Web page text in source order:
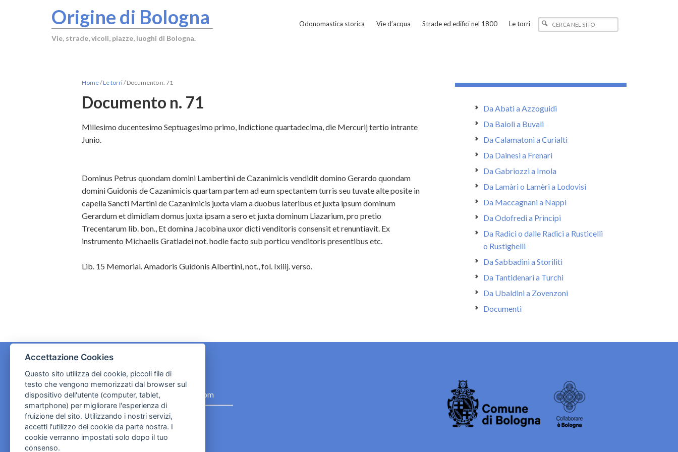
Origine di Bologna
Vie, strade, vicoli, piazze, luoghi di Bologna.
Odonomastica storica Vie d’acqua Strade ed edifici nel 1800 Le torri
Home/Le torri/Documento n. 71
Documento n. 71
Millesimo ducentesimo Septuagesimo primo, Indictione quartadecima, die Mercurij tertio intrante
Junio.
Dominus Petrus quondam domini Lambertini de Cazanimicis vendidit domino Gerardo quondam
domini Guidonis de Cazanimicis quartam partem ad eum spectantem turris seu tuvate alte posite in
capella Sancti Martini de Cazanimicis juxta viam a duobus lateribus et juxta ipsum dominum
Gerardum et dimidiam domus juxta ipsam a sero et juxta dominum Liazarium, pro pretio
Trecentarum lib. bon., Et domina Jacobina uxor dicti venditoris consensit et renuntiavit. Ex
instrumento Michaelis Gratiadei not. hodie facto sub porticu venditoris presentibus etc.
Lib. 15 Memorial. Amadoris Guidonis Albertini, not., fol. Ixiiij. verso.
Da Abati a Azzoguidi
Da Baioli a Buvali
Da Calamatoni a Curialti
Da Dainesi a Frenari
Da Gabriozzi a Imola
Da Lamàri o Lamèri a Lodovisi
Da Maccagnani a Nappi
Da Odofredi a Principi
Da Radici o dalle Radici a Rusticelli
o Rustighelli
Da Sabbadini a Storiliti
Da Tantidenari a Turchi
Da Ubaldini a Zovenzoni
Documenti
CONTATTI
contact.originebologna@gmail.com
Cookies e informativa privacy
Accettazione Cookies
Questo sito utilizza dei cookie, piccoli file di
testo che vengono memorizzati dal browser sul
dispositivo dell'utente (computer, tablet,
smartphone) per migliorare l'esperienza di
fruizione del sito. Utilizzando i nostri servizi,
accetti l'utilizzo dei cookie da parte nostra. I
cookie verranno impostati solo dopo il tuo
consenso.